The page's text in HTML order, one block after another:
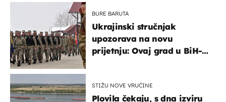
BURE BARUTA
Ukrajinski stručnjak
upozorava na novu
prijetnju: Ovaj grad u BiH-u
STIŽU NOVE VRUĆINE
Plovila čekaju, s dna izviru